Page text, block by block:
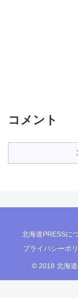
コメント
北海道PRESSに
プライバシーポ
© 2018 北海